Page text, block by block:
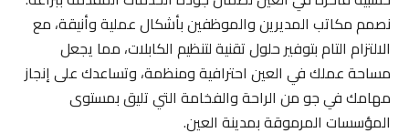
نصمم مكاتب المديرين والموظفين بأشكال عملية وأنيقة، مع
الالتزام التام بتوفير حلول تقنية لتنظيم الكابلات، مما يجعل
مساحة عملك في العين احترافية ومنظمة، وتساعدك على إنجاز
مهامك في جو من الراحة والفخامة التي تليق بمستوى
المؤسسات المرموقة بمدينة العين.